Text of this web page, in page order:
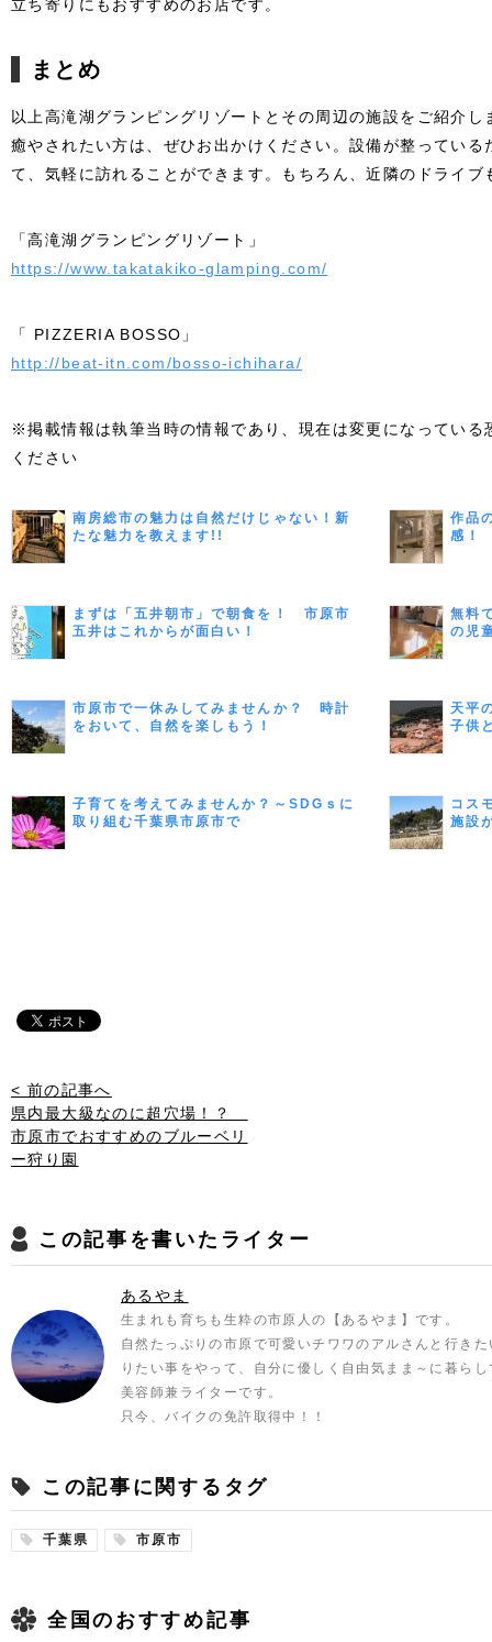
立ち寄りにもおすすめのお店です。
まとめ
以上高滝湖グランピングリゾートとその周辺の施設をご紹介し
癒やされたい方は、ぜひお出かけください。設備が整ってい
て、気軽に訪れることができます。もちろん、近隣のドライブ
「高滝湖グランピングリゾート」
https://www.takatakiko-glamping.com/
「 PIZZERIA BOSSO」
http://beat-itn.com/bosso-ichihara/
※掲載情報は執筆当時の情報であり、現在は変更になっている
ください
南房総市の魅力は自然だけじゃない！新
たな魅力を教えます!!
作品
感！
まずは「五井朝市」で朝食を！ 市原市
五井はこれからが面白い！
無料
の児
市原市で一休みしてみませんか？ 時計
をおいて、自然を楽しもう！
天平
子供
子育てを考えてみませんか？～SDGｓに
取り組む千葉県市原市で
コス
施設
< 前の記事へ
県内最大級なのに超穴場！？
市原市でおすすめのブルーベリ
ー狩り園
この記事を書いたライター
あるやま
生まれも育ちも生粋の市原人の【あるやま】です。
自然たっぷりの市原で可愛いチワワのアルさんと行き
りたい事をやって、自分に優しく自由気まま～に暮ら
美容師兼ライターです。
只今、バイクの免許取得中！！
この記事に関するタグ
千葉県 市原市
全国のおすすめ記事